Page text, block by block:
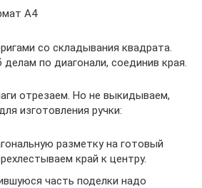
А4
со складывания квадрата.
делам по диагонали, соединив края.
отрезаем. Но не выкидываем,
изготовления ручки:
разметку на готовый
край к центру.
часть поделки надо